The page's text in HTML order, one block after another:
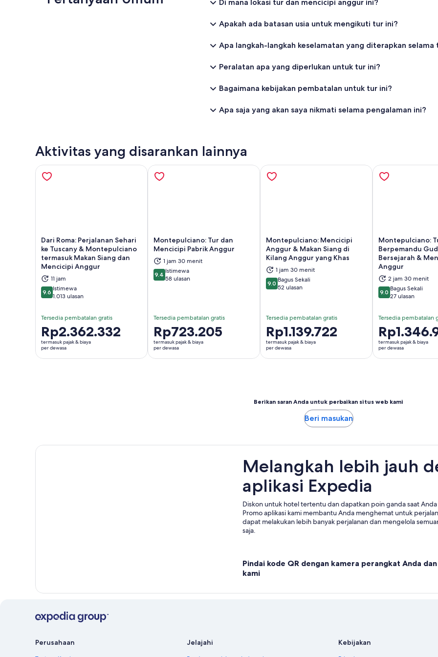
Di mana lokasi tur dan mencicipi anggur ini?
Apakah ada batasan usia untuk mengikuti tur ini?
Apa langkah-langkah keselamatan yang diterapkan selama
Peralatan apa yang diperlukan untuk tur ini?
Bagaimana kebijakan pembatalan untuk tur ini?
Apa saja yang akan saya nikmati selama pengalaman ini?
Aktivitas yang disarankan lainnya
Dari Roma: Perjalanan Sehari
ke Tuscany & Montepulciano
termasuk Makan Siang dan
Mencicipi Anggur
11 jam
9.69.6 dari 10
Istimewa
1.013 ulasan
Tersedia pembatalan gratis
Harga
Rp2.362.332
per
dewasa
Rp2.362.332
termasuk pajak & biaya
per dewasa
Buka di tab baru
Montepulciano: Tur dan
Mencicipi Pabrik Anggur
1 jam 30 menit
9.49.4 dari 10
Istimewa
58 ulasan
Tersedia pembatalan gratis
Harga
Rp723.205
per
dewasa
Rp723.205
termasuk pajak & biaya
per dewasa
Montepulciano: Mencicipi
Anggur & Makan Siang di
Kilang Anggur yang Khas
1 jam 30 menit
9.09.0 dari 10
Bagus Sekali
52 ulasan
Tersedia pembatalan gratis
Harga
Rp1.139.722
per
dewasa
Rp1.139.722
termasuk pajak & biaya
per dewasa
Montepulciano:
Berpemandu
Bersejarah &
Anggur
2 jam 30 menit
9.09.0 dari 10
Bagus Sekali
27 ulasan
Tersedia pembatalan
Harga
Rp1.346.944
per
dewasa
termasuk pajak & biaya
per dewasa
Berikan saran Anda untuk perbaikan situs web kami
Beri masukan
Melangkah lebih jauh
aplikasi Expedia
Diskon untuk hotel tertentu dan dapatkan poin ganda saat
Promo aplikasi kami membantu Anda menghemat untuk
dapat melakukan lebih banyak perjalanan dan mengelola
saja.
Pindai kode QR dengan kamera perangkat Anda
kami
Perusahaan Jelajahi Kebijakan